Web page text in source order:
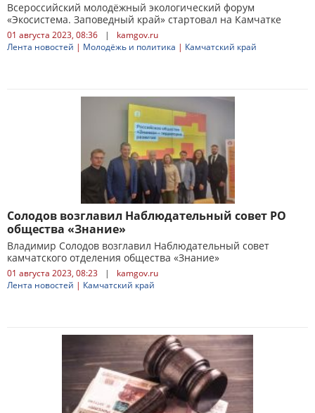
Всероссийский молодёжный экологический форум
«Экосистема. Заповедный край» стартовал на Камчатке
01 августа 2023, 08:36 |
kamgov.ru
Лента новостей | Молодёжь и политика | Камчатский край
Солодов возглавил Наблюдательный совет РО
общества «Знание»
Владимир Солодов возглавил Наблюдательный совет
камчатского отделения общества «Знание»
01 августа 2023, 08:23 |
kamgov.ru
Лента новостей | Камчатский край